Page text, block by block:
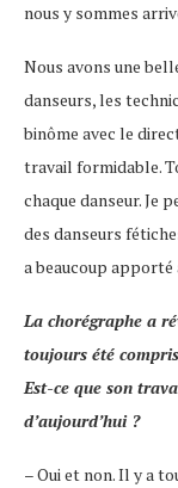
nous y sommes
Nous avons une
danseurs, les
binôme avec le
travail formidable.
chaque danseur. Je
des danseurs
a beaucoup apporté
La chorégraphe a
toujours été
Est-ce que son
d’aujourd’hui ?
– Oui et non. Il y a